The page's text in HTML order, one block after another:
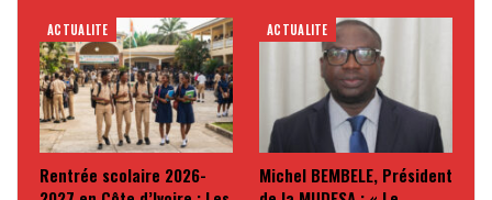
ACTUALITE
Rentrée scolaire 2026-
ACTUALITE
Michel BEMBELE, Président